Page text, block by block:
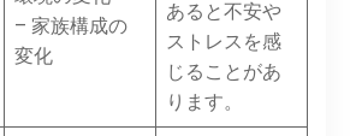
– 家族構成の
変化
あると不安や
ストレスを感
じることがあ
ります。